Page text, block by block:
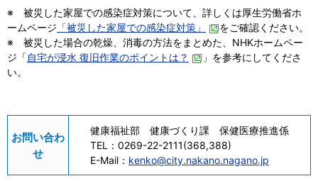
※ 被災した家屋での感染症対策について、詳しくは厚生労働省ホ
ームページ 「被災した家屋での感染症対策」
をご確認ください。
※ 被災した場合の乾燥、消毒の方法をまとめた、NHKホームペー
ジ「自宅が浸水 復旧作業のポイントは？
」を参考にしてくださ
い。
お問い合わ
せ
健康福祉部 健康づくり課 保健医療推進係
TEL： 0269-22-2111(368,388)
E-Mail： kenko@city.nakano.nagano.jp